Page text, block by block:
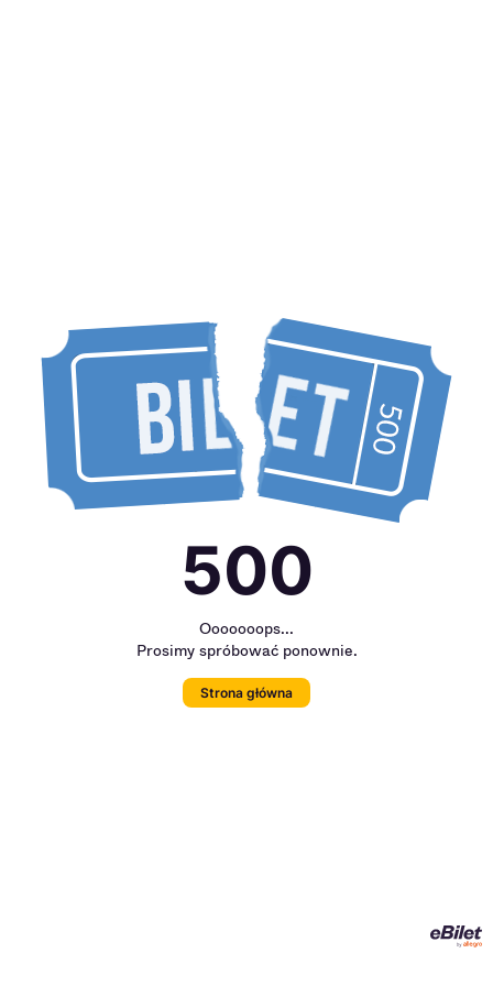
500
Ooooooops...
Prosimy spróbować ponownie.
Strona główna